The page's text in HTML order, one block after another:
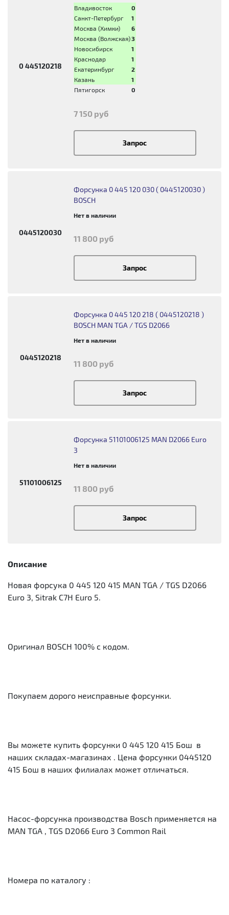
0 445120218
Владивосток
0
Санкт-Петербург
1
Москва (Химки)
6
Москва (Волжская)3
Новосибирск
1
Краснодар
1
Екатеринбург
2
Казань
1
Пятигорск
0
7 150 руб
Запрос
0445120030
Форсунка 0 445 120 030 ( 0445120030 )
BOSCH
Нет в наличии
11 800 руб
Запрос
0445120218
Форсунка 0 445 120 218 ( 0445120218 )
BOSCH MAN TGA / TGS D2066
Нет в наличии
11 800 руб
Запрос
51101006125
Форсунка 51101006125 MAN D2066 Euro
3
Нет в наличии
11 800 руб
Запрос
Описание
Новая форсука 0 445 120 415 MAN TGA / TGS D2066
Euro 3, Sitrak C7H Euro 5.
Оригинал BOSCH 100% с кодом.
Покупаем дорого неисправные форсунки.
Вы можете купить форсунки 0 445 120 415 Бош в
наших складах-магазинах . Цена форсунки 0445120
415 Бош в наших филиалах может отличаться.
Насос-форсунка производства Bosch применяется на
MAN TGA , TGS D2066 Euro 3 Common Rail
Номера по каталогу :